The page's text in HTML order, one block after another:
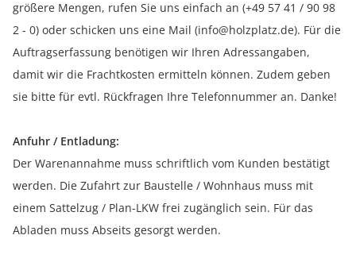
größere Mengen, rufen Sie uns einfach an (+49 57 41 / 90 98
2 - 0) oder schicken uns eine Mail (info@holzplatz.de). Für die
Auftragserfassung benötigen wir Ihren Adressangaben,
damit wir die Frachtkosten ermitteln können. Zudem geben
sie bitte für evtl. Rückfragen Ihre Telefonnummer an. Danke!
Anfuhr / Entladung:
Der Warenannahme muss schriftlich vom Kunden bestätigt
werden. Die Zufahrt zur Baustelle / Wohnhaus muss mit
einem Sattelzug / Plan-LKW frei zugänglich sein. Für das
Abladen muss Abseits gesorgt werden.